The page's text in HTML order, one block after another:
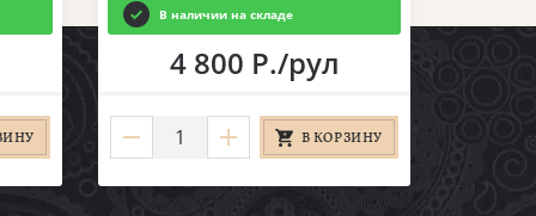
В наличии на складе
4 800 Р./рул
В КОРЗИНУ